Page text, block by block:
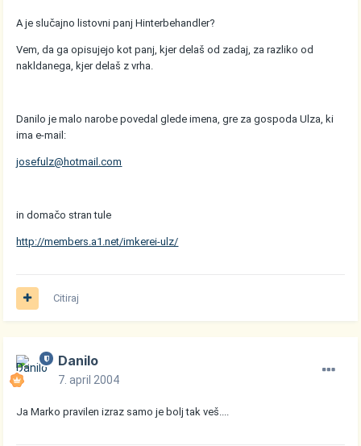
A je slučajno listovni panj Hinterbehandler?
Vem, da ga opisujejo kot panj, kjer delaš od zadaj, za razliko od
nakldanega, kjer delaš z vrha.
Danilo je malo narobe povedal glede imena, gre za gospoda Ulza, ki
ima e-mail:
josefulz@hotmail.com
in domačo stran tule
http://members.a1.net/imkerei-ulz/
Citiraj
Danilo
7. april 2004
Ja Marko pravilen izraz samo je bolj tak veš....